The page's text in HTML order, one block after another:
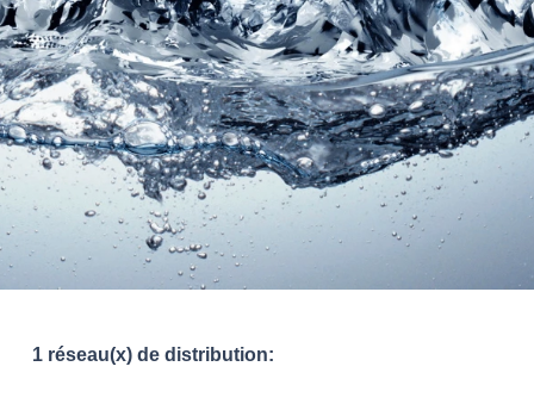
1 réseau(x) de distribution: